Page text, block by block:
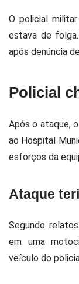
O policial
estava de
após denúncia
Policial
Após o ataque,
ao Hospital
esforços da
Ataque
Segundo
em uma
veículo do